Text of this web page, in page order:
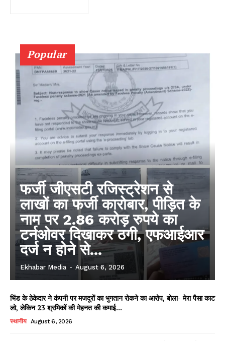
Popular
फर्जी जीएसटी रजिस्ट्रेशन से
लाखों का फर्जी कारोबार, पीड़ित के
नाम पर 2.86 करोड़ रुपये का
टर्नओवर दिखाकर ठगी, एफआईआर
दर्ज न होने से...
Ekhabar Media - August 6, 2026
भिंड के ठेकेदार ने कंपनी पर मजदूरों का भुगतान रोकने का आरोप, बोला- मेरा पैसा काट
लो, लेकिन 23 श्रमिकों की मेहनत की कमाई...
स्थानीय August 6, 2026